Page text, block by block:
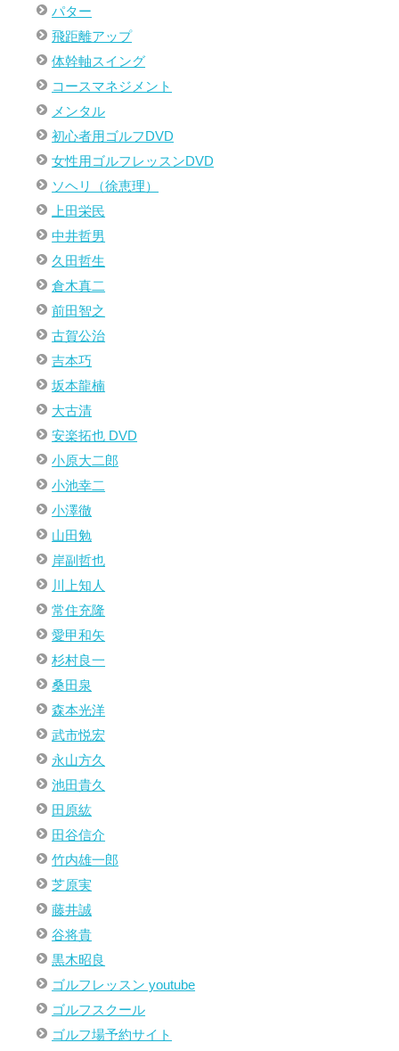
パター
飛距離アップ
体幹軸スイング
コースマネジメント
メンタル
初心者用ゴルフDVD
女性用ゴルフレッスンDVD
ソヘリ（徐恵理）
上田栄民
中井哲男
久田哲生
倉木真二
前田智之
古賀公治
吉本巧
坂本龍楠
大古清
安楽拓也 DVD
小原大二郎
小池幸二
小澤徹
山田勉
岸副哲也
川上知人
常住充隆
愛甲和矢
杉村良一
桑田泉
森本光洋
武市悦宏
永山方久
池田貴久
田原紘
田谷信介
竹内雄一郎
芝原実
藤井誠
谷将貴
黒木昭良
ゴルフレッスン youtube
ゴルフスクール
ゴルフ場予約サイト